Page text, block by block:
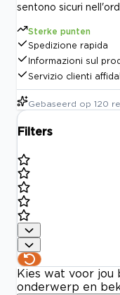
sentono sicuri
Sterke punten
Spedizione rapida
Informazioni sul
Servizio clienti
Gebaseerd op 120
Filters
Kies wat voor jou
onderwerp en